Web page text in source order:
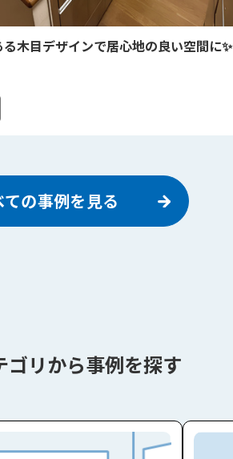
木目デザインで居心地の良い空間に✨
ての事例を見る
ゴリから事例を探す